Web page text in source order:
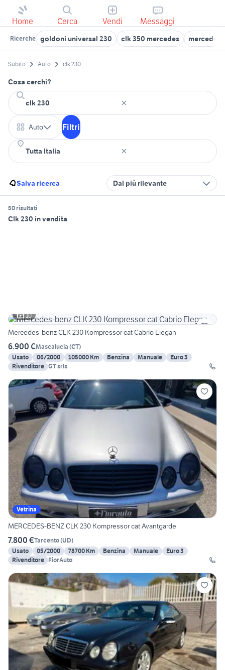
Home Cerca Vendi Messaggi
Ricerche goldoni universal 230 clk 350 mercedes mercedes
Subito Auto clk 230
Cosa cerchi?
Auto Filtri
Salva ricerca Dal più rilevante
50 risultati
Clk 230 in vendita
10
Mercedes-benz CLK 230 Kompressor cat Cabrio Elegan
6.900 €Mascalucia (CT)
Usato
06/2000 105000 Km Benzina Manuale
Euro 3
Rivenditore GT srls
Vetrina
MERCEDES-BENZ CLK 230 Kompressor cat Avantgarde
7.800 €Tarcento(UD)
Usato
05/2000 78700 Km Benzina Manuale
Euro 3
Rivenditore FiorAuto